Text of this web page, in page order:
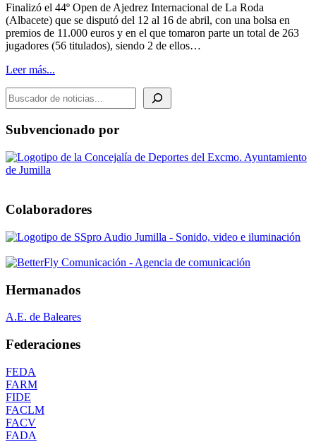
Finalizó el 44º Open de Ajedrez Internacional de La Roda
(Albacete) que se disputó del 12 al 16 de abril, con una bolsa en
premios de 11.000 euros y en el que tomaron parte un total de 263
jugadores (56 titulados), siendo 2 de ellos…
Leer más...
BUSCADOR DE NOTICIAS
Subvencionado por
Colaboradores
Hermanados
A.E. de Baleares
Federaciones
FEDA
FARM
FIDE
FACLM
FACV
FADA